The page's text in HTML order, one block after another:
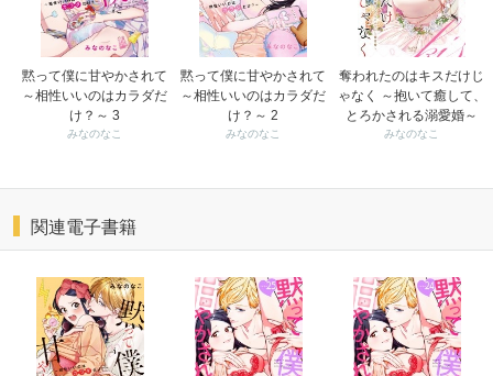
黙って僕に甘やかされて
～相性いいのはカラダだ
け？～ 3
みなのなこ
黙って僕に甘やかされて
～相性いいのはカラダだ
け？～ 2
みなのなこ
奪われたのはキスだけじ
ゃなく ～抱いて癒して、
とろかされる溺愛婚～
みなのなこ
関連電子書籍